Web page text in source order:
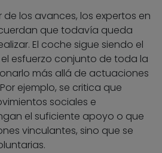
los avances, los expertos en
que todavía queda
El coche sigue siendo el
esfuerzo conjunto de toda la
más allá de actuaciones
ejemplo, se critica que
sociales e
el suficiente apoyo o que
vinculantes, sino que se